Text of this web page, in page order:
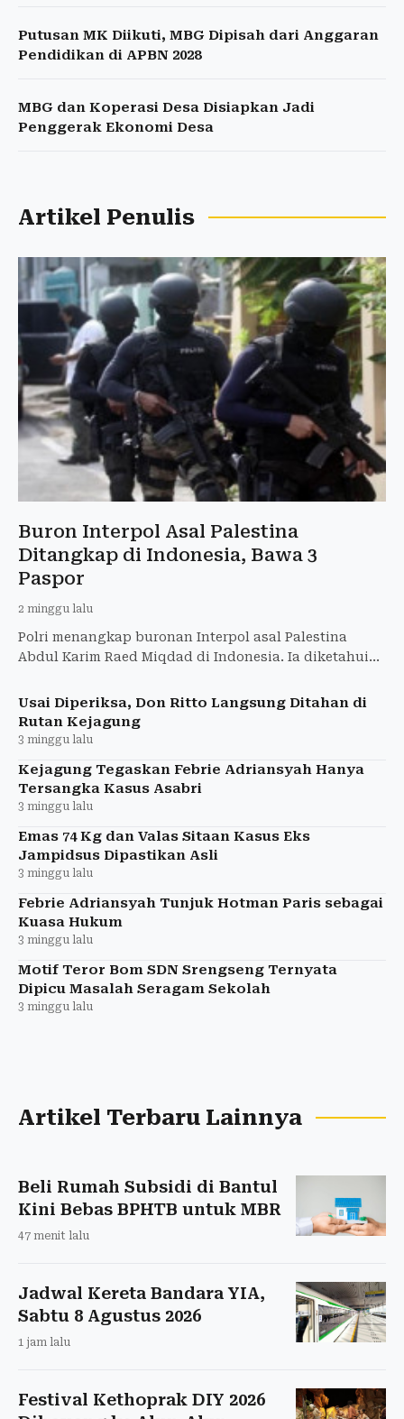
Putusan MK Diikuti, MBG Dipisah dari Anggaran
Pendidikan di APBN 2028
MBG dan Koperasi Desa Disiapkan Jadi
Penggerak Ekonomi Desa
Artikel Penulis
Buron Interpol Asal Palestina
Ditangkap di Indonesia, Bawa 3
Paspor
2 minggu lalu
Polri menangkap buronan Interpol asal Palestina
Abdul Karim Raed Miqdad di Indonesia. Ia diketahui
palsu.
Usai Diperiksa, Don Ritto Langsung Ditahan di
Rutan Kejagung
3 minggu lalu
Kejagung Tegaskan Febrie Adriansyah Hanya
Tersangka Kasus Asabri
3 minggu lalu
Emas 74 Kg dan Valas Sitaan Kasus Eks
Jampidsus Dipastikan Asli
3 minggu lalu
Febrie Adriansyah Tunjuk Hotman Paris sebagai
Kuasa Hukum
3 minggu lalu
Motif Teror Bom SDN Srengseng Ternyata
Dipicu Masalah Seragam Sekolah
3 minggu lalu
Artikel Terbaru Lainnya
Beli Rumah Subsidi di Bantul
Kini Bebas BPHTB untuk MBR
47 menit lalu
Jadwal Kereta Bandara YIA,
Sabtu 8 Agustus 2026
1 jam lalu
Festival Kethoprak DIY 2026